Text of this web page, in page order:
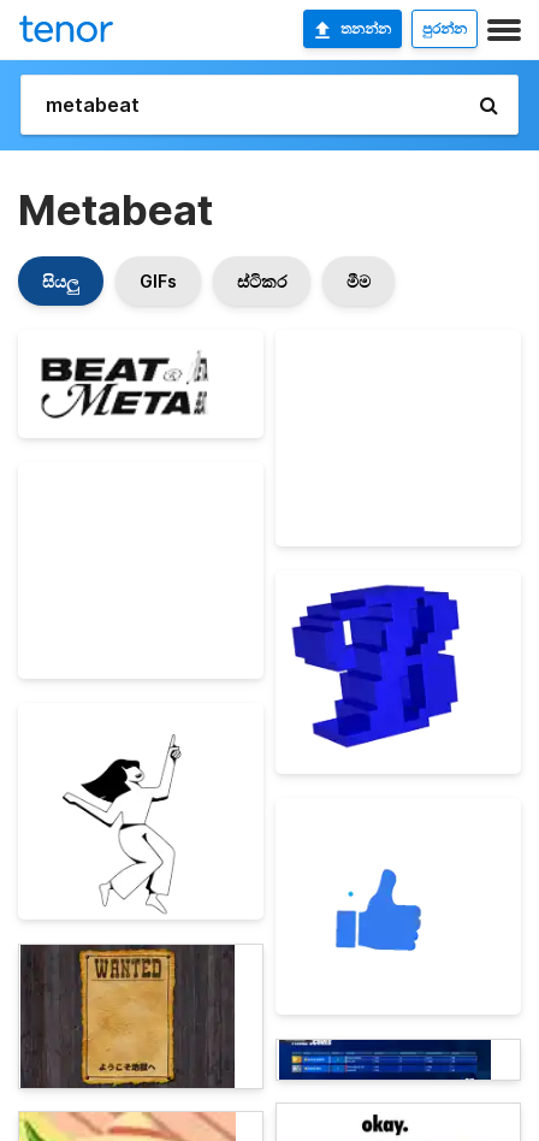
තනන්න පුරන්න
Metabeat
සියලු GIFs ස්ටිකර මීම